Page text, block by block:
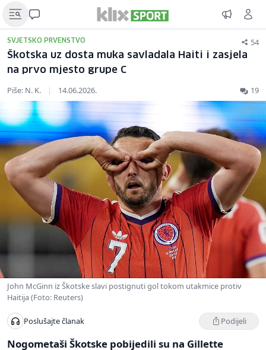
SVJETSKO PRVENSTVO 54
Škotska uz dosta muka savladala Haiti i zasjela
na prvo mjesto grupe C
Piše: N. K. | 14.06.2026. 19
John McGinn iz Škotske slavi postignuti gol tokom utakmice protiv
Haitija (Foto: Reuters)
Poslušajte članak Podijeli
Nogometaši Škotske pobijedili su na Gillette